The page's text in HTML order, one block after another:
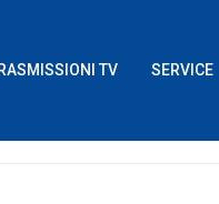
TV SERVICE